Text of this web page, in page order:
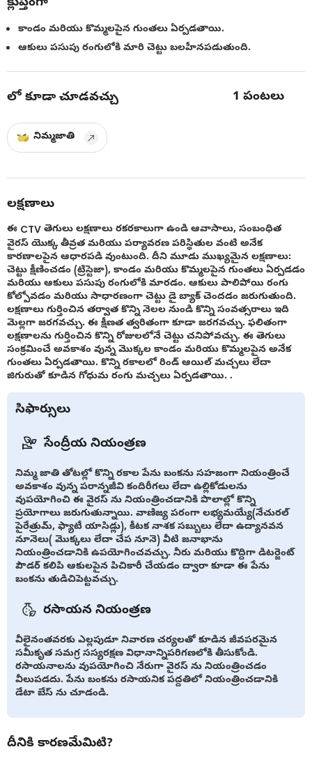
కాండం మరియు కొమ్మలపైన గుంతలు ఏర్పడతాయి.
ఆకులు పసుపు రంగులోకి మారి చెట్టు బలహీనపడుతుంది.
లో కూడా చూడవచ్చు 1 పంటలు
నిమ్మజాతి
లక్షణాలు
ఈ CTV తెగులు లక్షణాలు రకరకాలుగా ఉండి ఆవాసాలు, సంబంధిత
వైరస్ యొక్క తీవ్రత మరియు పర్యావరణ పరిస్థితుల వంటి అనేక
కారణాలపైన ఆధారపడి వుంటుంది. దీని మూడు ముఖ్యమైన లక్షణాలు:
చెట్టు క్షీణించడం (ట్రిస్టెజా), కాండం మరియు కొమ్మలపైన గుంతలు ఏర్పడడం
మరియు ఆకులు పసుపు రంగులోకి మారడం. ఆకులు పాలిపోయి రంగు
కోల్పోవడం మరియు సాధారణంగా చెట్టు డై బ్యాక్ చెందడం జరుగుతుంది.
లక్షణాలు గుర్తించిన తర్వాత కొన్ని నెలల నుండి కొన్ని సంవత్సరాలు ఇది
మెల్లగా జరగవచ్చు. ఈ క్షీణత త్వరితంగా కూడా జరగవచ్చు. ఫలితంగా
లక్షణాలను గుర్తించిన కొన్ని రోజులలోనే చెట్టు చనిపోవచ్చు. ఈ తెగులు
సంక్రమించే అవకాశం వున్న మొక్కల కాండం మరియు కొమ్మలపైన అనేక
గుంతలు ఏర్పడతాయి. కొన్ని రకాలలో రిండ్ ఆయిల్ మచ్చలు లేదా
జిగురుతో కూడిన గోధుమ రంగు మచ్చలు ఏర్పడతాయి. .
సిఫార్సులు
సేంద్రీయ నియంత్రణ
నిమ్మ జాతి తోటల్లో కొన్ని రకాల పేను బంకను సహజంగా నియంత్రించే
అవకాశం వున్న పరాన్నజీవి కందిరీగలు లేదా ఉల్లికోడులను
వుపయోగించి ఈ వైరస్ ను నియంత్రించడానికి పొలాల్లో కొన్ని
ప్రయోగాలు జరుగుతున్నాయి. వాణిజ్య పరంగా లభ్యమయ్యే(నేచురల్
పైరేత్రుమ్, ఫ్యాటీ యాసిడ్లు), కీటక నాశక సబ్బులు లేదా ఉద్యానవన
నూనెలు( మొక్కలు లేదా చేప నూనె) వీటి జనాభాను
నియంత్రించడానికి ఉపయోగించవచ్చు. నీరు మరియు కొద్దిగా డిటర్జెంట్
పౌడర్ కలిపి ఆకులపైన పిచికారీ చేయడం ద్వారా కూడా ఈ పేను
బంకను తుడిచిపెట్టవచ్చు.
రసాయన నియంత్రణ
వీలైనంతవరకు ఎల్లపుడూ నివారణ చర్యలతో కూడిన జీవపరమైన
సమీకృత సమగ్ర సస్యరక్షణ విధానాన్నిపరిగణలోకి తీసుకోండి.
రసాయనాలను వుపయోగించి నేరుగా వైరస్ ను నియంత్రించడం
వీలుపడదు. పేను బంకను రసాయనిక పద్దతిలో నియంత్రించడానికి
డేటా బేస్ ను చూడండి.
దీనికి కారణమేమిటి?